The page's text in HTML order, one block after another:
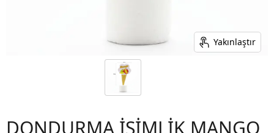
Yakınlaştır
DONDURMA İSİMLİK MANGO